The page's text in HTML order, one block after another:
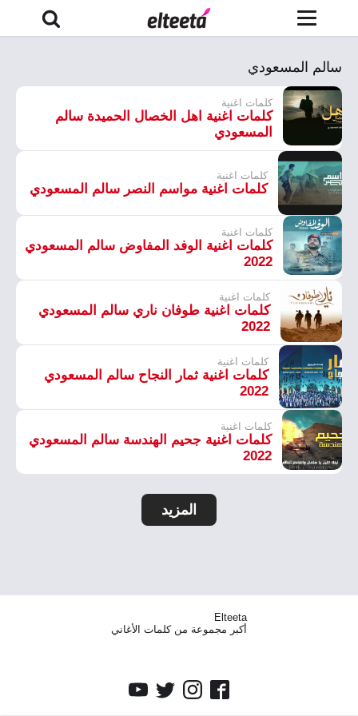
سالم المسعودي
كلمات اغنية
كلمات اغنية اهل الخصال الحميدة سالم
المسعودي
كلمات اغنية
كلمات اغنية مواسم النصر سالم المسعودي
كلمات اغنية
كلمات اغنية الوفد المفاوض سالم المسعودي
2022
كلمات اغنية
كلمات اغنية طوفان ناري سالم المسعودي
2022
كلمات اغنية
كلمات اغنية ثمار النجاح سالم المسعودي
2022
كلمات اغنية
كلمات اغنية جحيم الهندسة سالم المسعودي
2022
المزيد
Elteeta
أكبر مجموعة من كلمات الأغاني